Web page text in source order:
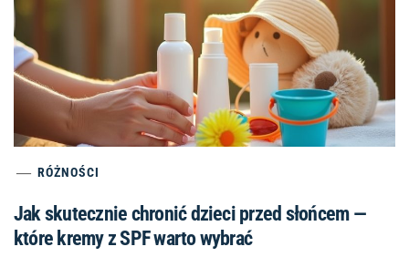
RÓŻNOŚCI
Jak skutecznie chronić dzieci przed słońcem —
które kremy z SPF warto wybrać